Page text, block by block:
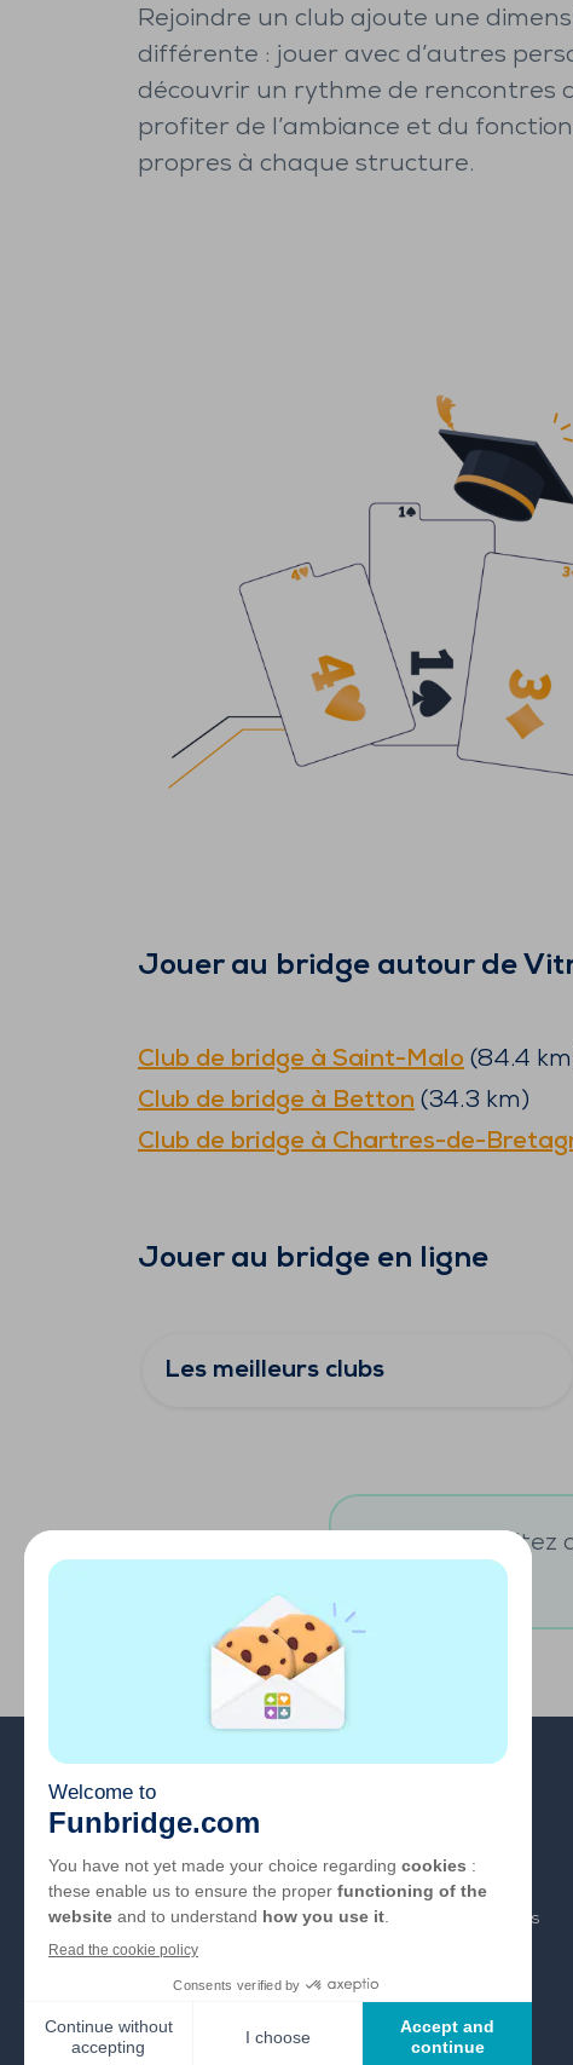
Rejoindre un club ajoute une
différente : jouer avec d’autres
découvrir un rythme de rencontres
profiter de l’ambiance et du
propres à chaque structure.
Jouer au bridge autour de
Club de bridge à Saint-Malo (84.4
Club de bridge à Betton (34.3 km)
Club de bridge à Chartres-de-
Jouer au bridge en ligne
Les meilleurs clubs
Vous
FAQ
Emploi
Liens partenaires